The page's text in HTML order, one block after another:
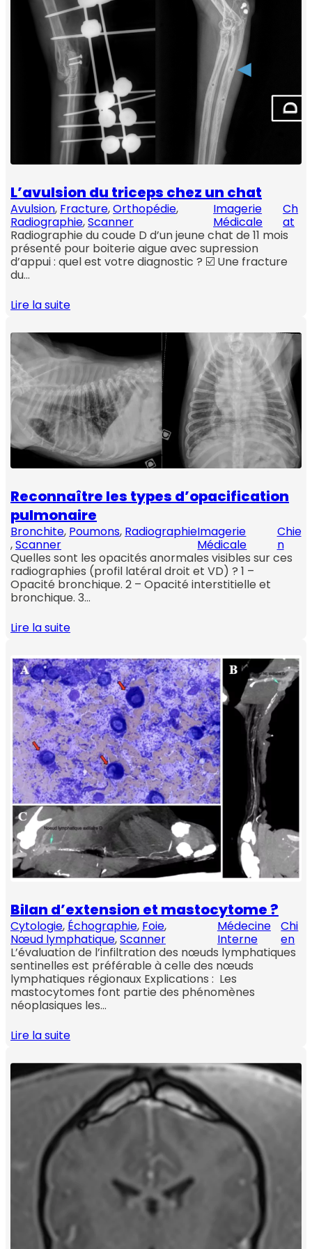
L’avulsion du triceps chez un chat
Avulsion, Fracture, Orthopédie,
Radiographie, Scanner
Imagerie
Médicale
Ch
at
Radiographie du coude D d’un jeune chat de 11 mois
présenté pour boiterie aigue avec supression
d’appui : quel est votre diagnostic ? ☑️ Une fracture
du…
Lire la suite
Reconnaître les types d’opacification
pulmonaire
Bronchite, Poumons, Radiographie
, Scanner
Imagerie
Médicale
Chie
n
Quelles sont les opacités anormales visibles sur ces
radiographies (profil latéral droit et VD) ? 1 –
Opacité bronchique. 2 – Opacité interstitielle et
bronchique. 3…
Lire la suite
Bilan d’extension et mastocytome ?
Cytologie, Échographie, Foie,
Nœud lymphatique, Scanner
Médecine
Interne
Chi
en
L’évaluation de l’infiltration des nœuds lymphatiques
sentinelles est préférable à celle des nœuds
lymphatiques régionaux Explications : Les
mastocytomes font partie des phénomènes
néoplasiques les…
Lire la suite